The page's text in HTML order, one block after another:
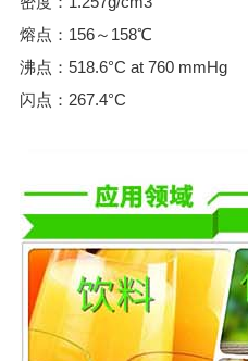
熔点：156～158℃
沸点：518.6°C at 760 mmHg
闪点：267.4°C